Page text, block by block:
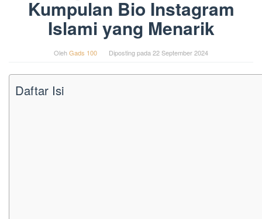
Kumpulan Bio Instagram
Islami yang Menarik
OlehGads 100 Diposting pada 22 September 2024
Daftar Isi